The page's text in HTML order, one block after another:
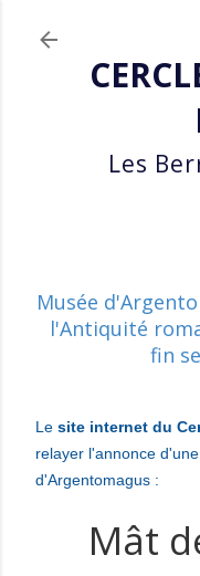
Les
Musée
l'Antiquité
fin
Le site internet du
relayer l'annonce
d'Argentomagus :
Mât